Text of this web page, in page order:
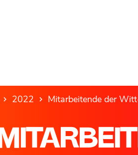
2022 Mitarbeitende der